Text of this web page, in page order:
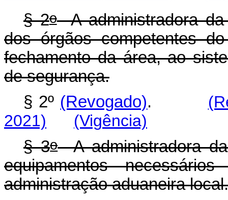
§ 2oA administradora da
dos órgãos competentes
fechamento da área, ao
de segurança.
§ 2º (Revogado).
2021)
(Vigência)
§ 3oA administradora
equipamentos
administração aduaneira local.